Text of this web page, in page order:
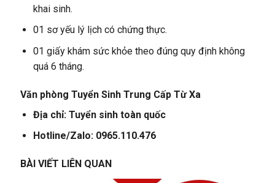
khai sinh.
01 sơ yếu lý lịch có chứng thực.
01 giấy khám sức khỏe theo đúng quy định không
quá 6 tháng.
Văn phòng Tuyển Sinh Trung Cấp Từ Xa
Địa chỉ: Tuyển sinh toàn quốc
Hotline/Zalo: 0965.110.476
BÀI VIẾT LIÊN QUAN